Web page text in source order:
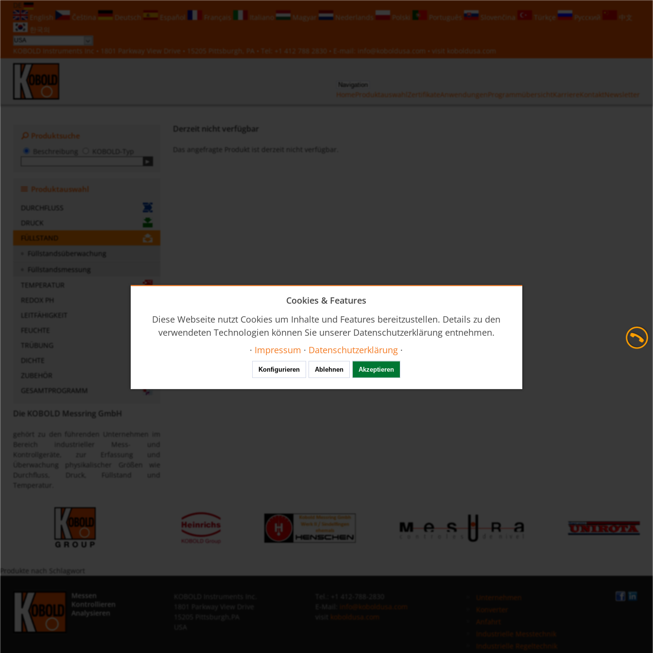
English
Čeština Deutsch Español Français Italiano Magyar Nederlands Polski Português Slovenčina Türkçe Русский
中文
한국의
KOBOLD Instruments Inc • 1801 Parkway View Drive • 15205 Pittsburgh, PA • Tel: +1 412 788 2830 • E-mail: info@koboldusa.com • visit koboldusa.com
Navigation
HomeProduktauswahl ZertifikateAnwendungen ProgrammübersichtKarriereKontaktNewsletter
Produktsuche
KOBOLD-Typ
Produktauswahl
DURCHFLUSS
DRUCK
FÜLLSTAND
Füllstandsüberwachung
Füllstandsmessung
TEMPERATUR
REDOX PH
LEITFÄHIGKEIT
FEUCHTE
TRÜBUNG
DICHTE
ZUBEHÖR
GESAMTPROGRAMM
Die KOBOLD Messring GmbH
gehört zu den führenden Unternehmen im
Bereich industrieller Mess- und
Kontrollgeräte, zur Erfassung und
Überwachung physikalischer Größen wie
Durchfluss, Druck, Füllstand und
Derzeit nicht verfügbar
Das angefragte Produkt ist derzeit nicht verfügbar.
Produkte nach Schlagwort
Messen
Kontrollieren
Analysieren
info@koboldusa.com
koboldusa.com
Unternehmen
Konverter
Anfahrt
Industrielle Messtechnik
Industrielle Regeltechnik
Cookies & Features
Diese Webseite nutzt Cookies um Inhalte und Features bereitzustellen. Details zu den
verwendeten Technologien können Sie unserer Datenschutzerklärung entnehmen.
· Impressum · Datenschutzerklärung ·
Konfigurieren Ablehnen Akzeptieren